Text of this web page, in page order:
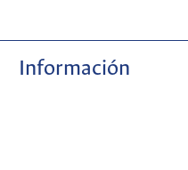
Información